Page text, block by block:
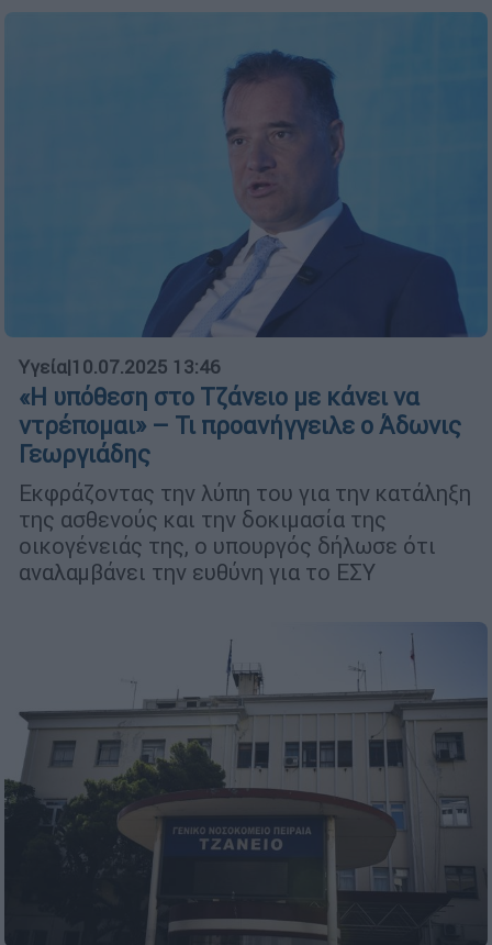
Υγεία|10.07.2025 13:46
«Η υπόθεση στο Τζάνειο με κάνει να
ντρέπομαι» – Τι προανήγγειλε ο Άδωνις
Γεωργιάδης
Εκφράζοντας την λύπη του για την κατάληξη
της ασθενούς και την δοκιμασία της
οικογένειάς της, ο υπουργός δήλωσε ότι
αναλαμβάνει την ευθύνη για το ΕΣΥ